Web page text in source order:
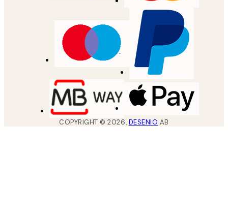
COPYRIGHT ©2026, DESENIO AB